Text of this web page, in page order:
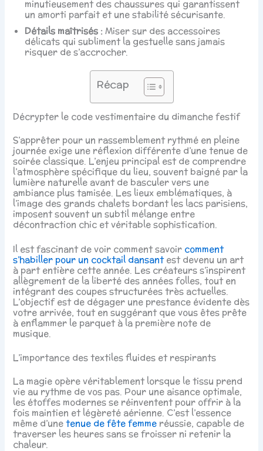
minutieusement des chaussures qui garantissent
un amorti parfait et une stabilité sécurisante.
Détails maîtrisés :Miser sur des accessoires
délicats qui subliment la gestuelle sans jamais
risquer de s’accrocher.
Récap
Décrypter le code vestimentaire du dimanche festif
S’apprêter pour un rassemblement rythmé en pleine
journée exige une réflexion différente d’une tenue de
soirée classique. L’enjeu principal est de comprendre
l’atmosphère spécifique du lieu, souvent baigné par la
lumière naturelle avant de basculer vers une
ambiance plus tamisée. Les lieux emblématiques, à
l’image des grands chalets bordant les lacs parisiens,
imposent souvent un subtil mélange entre
décontraction chic et véritable sophistication.
Il est fascinant de voir comment savoir comment
s’habiller pour un cocktail dansantest devenu un art
à part entière cette année. Les créateurs s’inspirent
allègrement de la liberté des années folles, tout en
intégrant des coupes structurées très actuelles.
L’objectif est de dégager une prestance évidente dès
votre arrivée, tout en suggérant que vous êtes prête
à enflammer le parquet à la première note de
musique.
L’importance des textiles fluides et respirants
La magie opère véritablement lorsque le tissu prend
vie au rythme de vos pas. Pour une aisance optimale,
les étoffes modernes se réinventent pour offrir à la
fois maintien et légèreté aérienne. C’est l’essence
même d’unetenue de fête femme réussie, capable de
traverser les heures sans se froisser ni retenir la
chaleur.